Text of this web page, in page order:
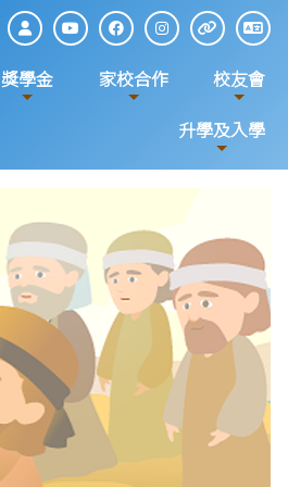
獎學金 家校合作 校友會
升學及入學